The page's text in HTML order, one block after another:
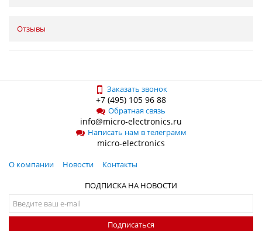
Отзывы
Заказать звонок
+7 (495) 105 96 88
Обратная связь
info@micro-electronics.ru
Написать нам в телеграмм
micro-electronics
О компании Новости
Контакты
ПОДПИСКА НА НОВОСТИ
Подписаться